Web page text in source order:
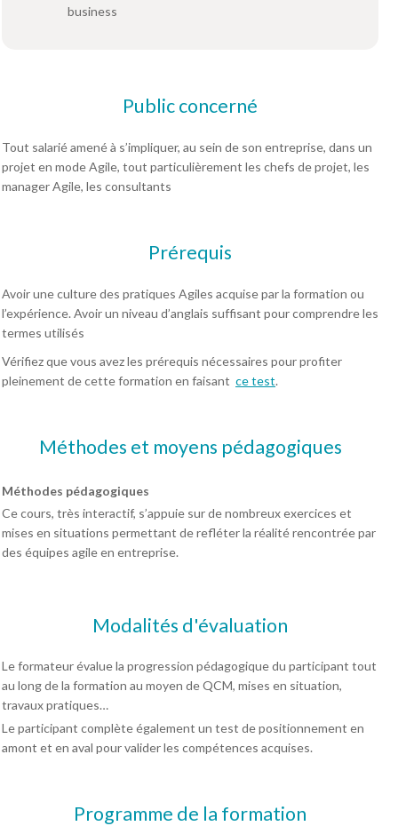
business
Public concerné
Tout salarié amené à s’impliquer, au sein de son entreprise, dans un
projet en mode Agile, tout particulièrement les chefs de projet, les
manager Agile, les consultants
Prérequis
Avoir une culture des pratiques Agiles acquise par la formation ou
l’expérience. Avoir un niveau d’anglais suffisant pour comprendre les
termes utilisés
Vérifiez que vous avez les prérequis nécessaires pour profiter
pleinement de cette formation en faisant ce test.
Méthodes et moyens pédagogiques
Méthodes pédagogiques
Ce cours, très interactif, s’appuie sur de nombreux exercices et
mises en situations permettant de refléter la réalité rencontrée par
des équipes agile en entreprise.
Modalités d'évaluation
Le formateur évalue la progression pédagogique du participant tout
au long de la formation au moyen de QCM, mises en situation,
travaux pratiques…
Le participant complète également un test de positionnement en
amont et en aval pour valider les compétences acquises.
Programme de la formation